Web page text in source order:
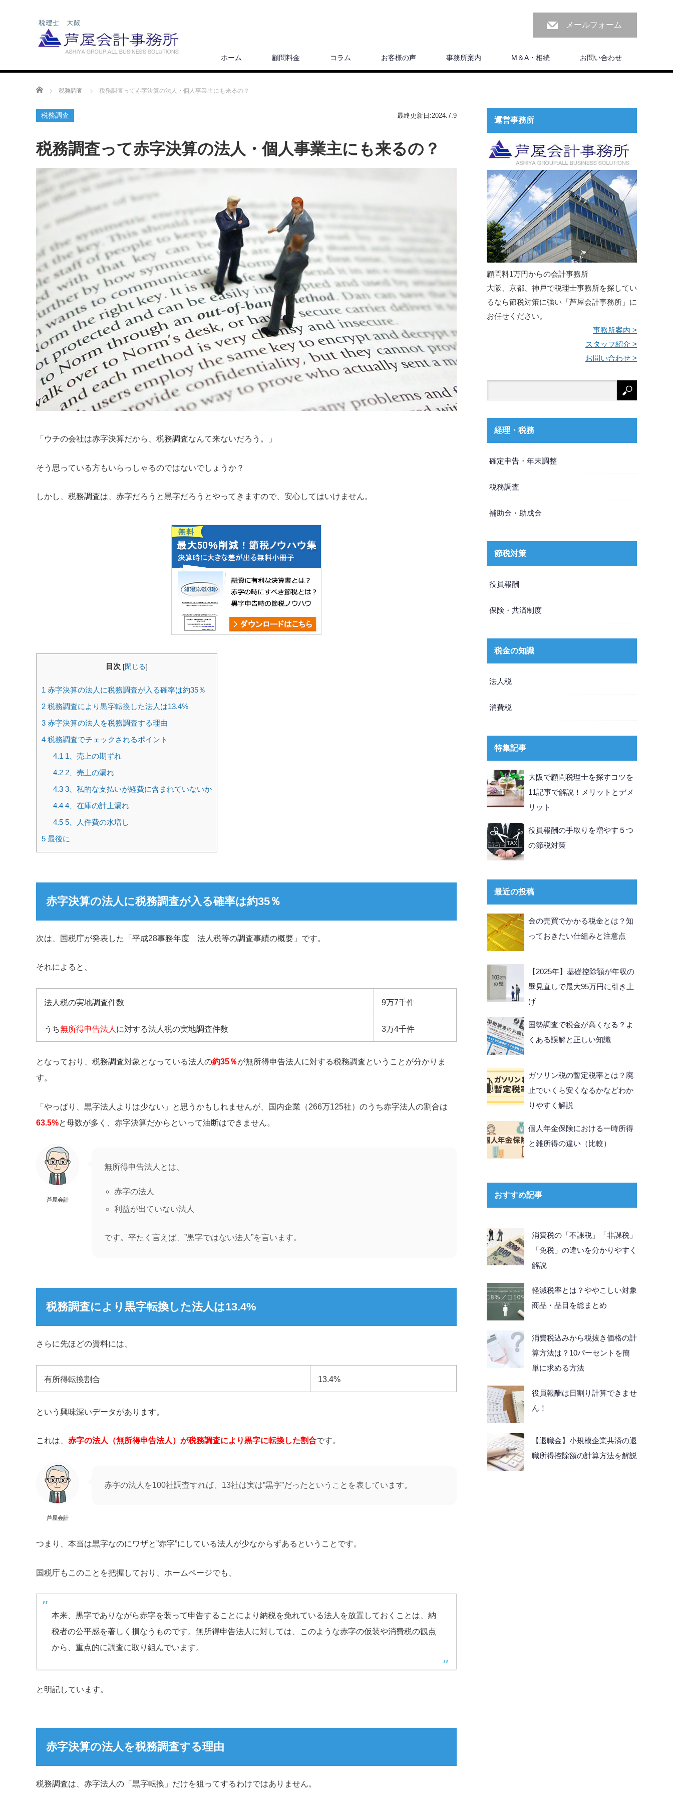
メールフォーム
ホーム 顧問料金 コラム お客様の声 事務所案内 M＆A・相続 お問い合わせ
ホーム
税務調査 税務調査って赤字決算の法人・個人事業主にも来るの？
税務調査 最終更新日:2024.7.9
税務調査って赤字決算の法人・個人事業主にも来るの？
「ウチの会社は赤字決算だから、税務調査なんて来ないだろう。」
そう思っている方もいらっしゃるのではないでしょうか？
しかし、税務調査は、赤字だろうと黒字だろうとやってきますので、安心してはいけません。
目次 [閉じる]
1 赤字決算の法人に税務調査が入る確率は約35％
2 税務調査により黒字転換した法人は13.4%
3 赤字決算の法人を税務調査する理由
4 税務調査でチェックされるポイント
4.1 1、売上の期ずれ
4.22、売上の漏れ
4.33、私的な支払いが経費に含まれていないか
4.44、在庫の計上漏れ
4.55、人件費の水増し
5 最後に
赤字決算の法人に税務調査が入る確率は約35％
次は、国税庁が発表した「平成28事務年度 法人税等の調査事績の概要」です。
それによると、
法人税の実地調査件数 9万7千件
うち無所得申告法人 に対する法人税の実地調査件数 3万4千件
となっており、税務調査対象となっている法人の約35％が無所得申告法人に対する税務調査ということが分かりま
す。
「やっぱり、黒字法人よりは少ない」と思うかもしれませんが、国内企業（266万125社）のうち赤字法人の割合は
63.5%と母数が多く、赤字決算だからといって油断はできません。
芦屋会計
無所得申告法人とは、
赤字の法人
利益が出ていない法人
です。平たく言えば、”黒字ではない法人”を言います。
税務調査により黒字転換した法人は13.4%
さらに先ほどの資料には、
有所得転換割合 13.4%
という興味深いデータがあります。
これは、 赤字の法人（無所得申告法人）が税務調査により黒字に転換した割合です。
芦屋会計
赤字の法人を100社調査すれば、13社は実は”黒字”だったということを表しています。
つまり、本当は黒字なのにワザと”赤字”にしている法人が少なからずあるということです。
国税庁もこのことを把握しており、ホームページでも、
本来、黒字でありながら赤字を装って申告することにより納税を免れている法人を放置しておくことは、納
税者の公平感を著しく損なうものです。無所得申告法人に対しては、このような赤字の仮装や消費税の観点
から、重点的に調査に取り組んでいます。
と明記しています。
赤字決算の法人を税務調査する理由
税務調査は、赤字法人の「黒字転換」だけを狙ってするわけではありません。
運営事務所
顧問料1万円からの会計事務所
大阪、京都、神戸で税理士事務所を探してい
るなら節税対策に強い「芦屋会計事務所」に
お任せください。
事務所案内 >
スタッフ紹介 >
お問い合わせ >
経理・税務
確定申告・年末調整
税務調査
補助金・助成金
節税対策
役員報酬
保険・共済制度
税金の知識
法人税
消費税
特集記事
大阪で顧問税理士を探すコツを
11記事で解説！メリットとデメ
リット
役員報酬の手取りを増やす５つ
の節税対策
最近の投稿
金の売買でかかる税金とは？知
っておきたい仕組みと注意点
【2025年】基礎控除額が年収の
壁見直しで最大95万円に引き上
げ
国勢調査で税金が高くなる？よ
くある誤解と正しい知識
ガソリン税の暫定税率とは？廃
止でいくら安くなるかなどわか
りやすく解説
個人年金保険における一時所得
と雑所得の違い（比較）
おすすめ記事
消費税の「不課税」「非課税」
「免税」の違いを分かりやすく
解説
軽減税率とは？ややこしい対象
商品・品目を総まとめ
消費税込みから税抜き価格の計
算方法は？10パーセントを簡
単に求める方法
役員報酬は日割り計算できませ
ん！
【退職金】小規模企業共済の退
職所得控除額の計算方法を解説